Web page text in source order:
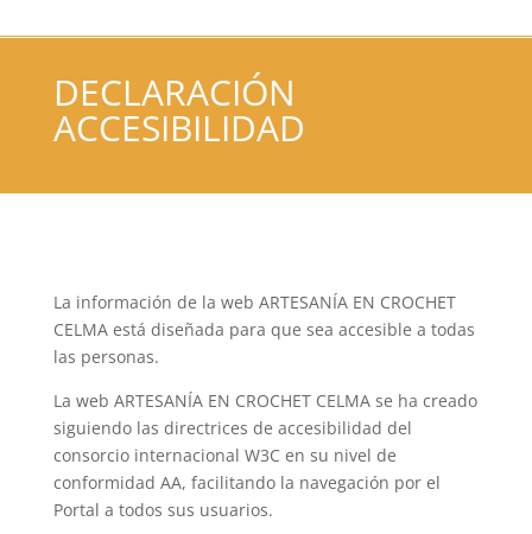
DECLARACIÓN
ACCESIBILIDAD
La información de la web ARTESANÍA EN CROCHET
CELMAestá diseñada para que sea accesible a todas
las personas.
La web ARTESANÍA EN CROCHET CELMA se ha creado
siguiendo las directrices de accesibilidad del
consorcio internacional W3C en su nivel de
conformidad AA, facilitando la navegación por el
Portal a todos sus usuarios.